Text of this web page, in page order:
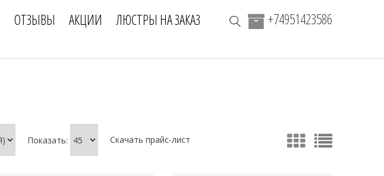
ОТЗЫВЫ АКЦИИ ЛЮСТРЫ НА ЗАКАЗ +74951423586
Показать: Скачать прайс-лист